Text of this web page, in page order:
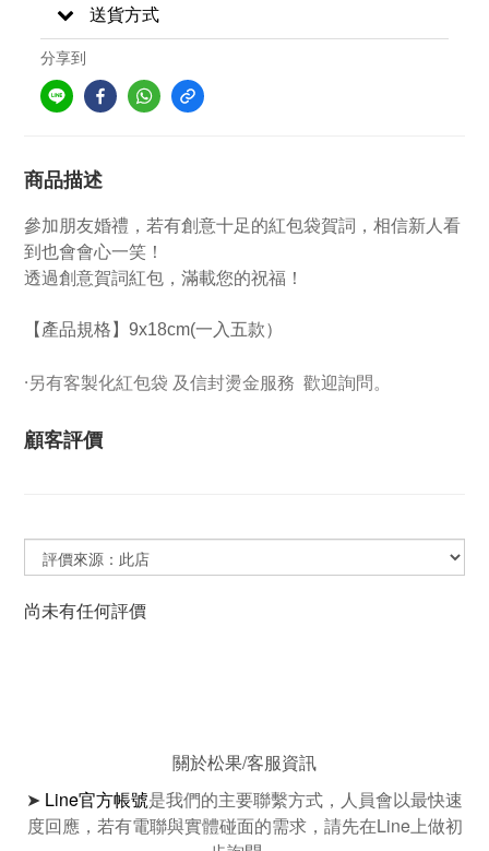
送貨方式
分享到
商品描述
參加朋友婚禮，若有創意十足的紅包袋賀詞，相信新人看
到也會會心一笑！
透過創意賀詞紅包，滿載您的祝福！
【產品規格】9x18cm(一入五款）
·另有客製化紅包袋 及信封燙金服務 歡迎詢問。
顧客評價
尚未有任何評價
關於松果/客服資訊
➤ Line官方帳號是我們的主要聯繫方式，人員會以最快速
度回應，若有電聯與實體碰面的需求，請先在Line上做初